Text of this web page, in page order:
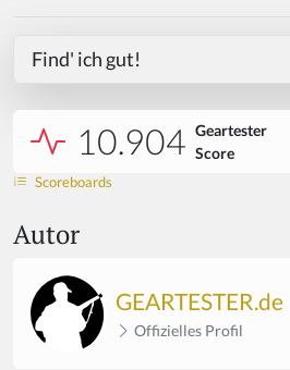
Find' ich gut!
10.904 Geartester
Score
Scoreboards
Autor
GEARTESTER.de
Offizielles Profil